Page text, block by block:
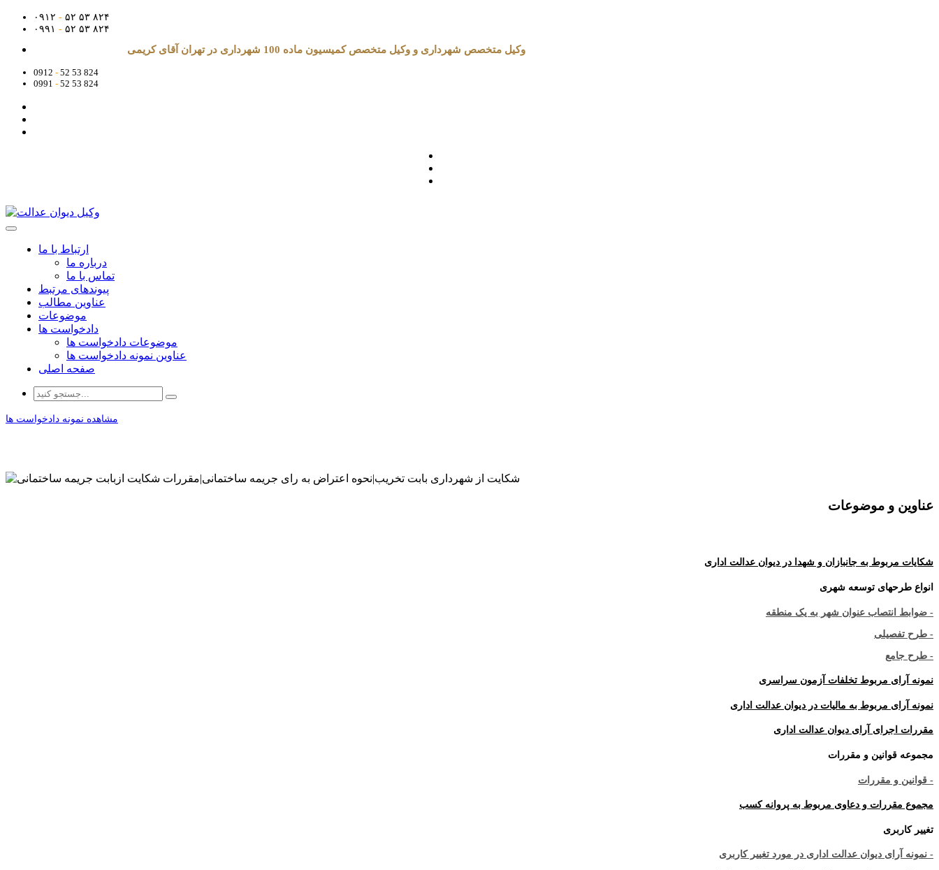
۰۹۱۲ - ۵۲ ۵۳ ۸۲۴
۰۹۹۱ - ۵۲ ۵۳ ۸۲۴
وکیل متخصص شهرداری و وکیل متخصص کمیسیون ماده 100 شهرداری در تهران آقای کریمی
0912 - 52 53 824
0991 - 52 53 824
ارتباط با ما
درباره ما
تماس با ما
پیوندهای مرتبط
عناوین مطالب
موضوعات
دادخواست ها
موضوعات دادخواست ها
عناوین نمونه دادخواست ها
صفحه اصلی
مشاهده نمونه دادخواست ها
عناوین و موضوعات
شکایات مربوط به جانبازان و شهدا در دیوان عدالت اداری
انواع طرحهای توسعه شهری
- ضوابط انتصاب عنوان شهر به یک منطقه
- طرح تفصیلی
- طرح جامع
نمونه آرای مربوط تخلفات آزمون سراسری
نمونه آرای مربوط به مالیات در دیوان عدالت اداری
مقررات اجرای آرای دیوان عدالت اداری
مجموعه قوانین و مقررات
- قوانین و مقررات
مجموع مقررات و دعاوی مربوط به پروانه کسب
تغییر کاربری
- نمونه آرای دیوان عدالت اداری در مورد تغییر کاربری